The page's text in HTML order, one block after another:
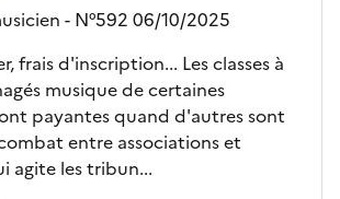
- N°592 06/10/2025
frais d'inscription... Les classes à
musique de certaines
payantes quand d'autres sont
entre associations et
agite les tribun...